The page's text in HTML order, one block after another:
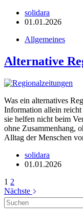
solidara
01.01.2026
Allgemeines
Alternative
Was ein alternatives
Information allein
sie helfen nicht beim
ohne Zusammenhang,
Alltag der Menschen
solidara
01.01.2026
1 2
Nächste